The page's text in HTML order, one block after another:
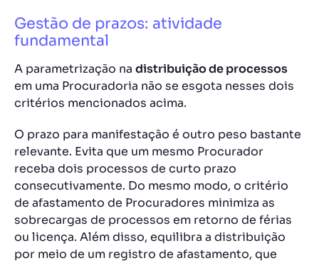
Gestão de prazos: atividade
fundamental
A parametrização na distribuição de processos
em uma Procuradoria não se esgota nesses dois
critérios mencionados acima.
O prazo para manifestação é outro peso bastante
relevante. Evita que um mesmo Procurador
receba dois processos de curto prazo
consecutivamente. Do mesmo modo, o critério
de afastamento de Procuradores minimiza as
sobrecargas de processos em retorno de férias
ou licença. Além disso, equilibra a distribuição
por meio de um registro de afastamento, que